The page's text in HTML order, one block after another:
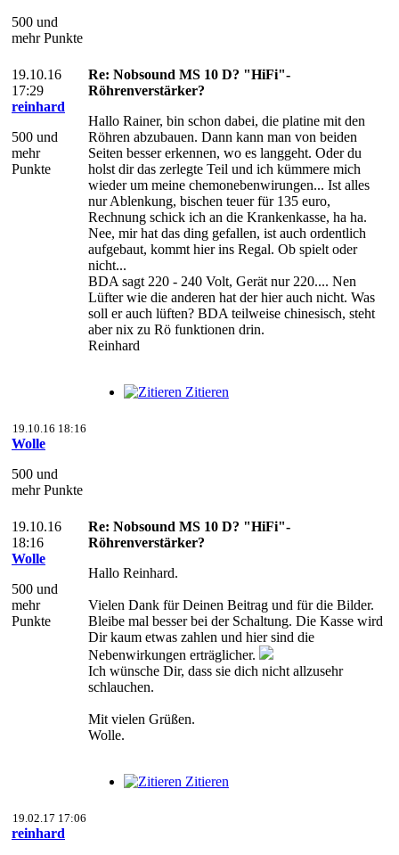
500 und
mehr Punkte
19.10.16
17:29
reinhard
500 und
mehr
Punkte
Re: Nobsound MS 10 D? "HiFi"-
Röhrenverstärker?
Hallo Rainer, bin schon dabei, die platine mit den
Röhren abzubauen. Dann kann man von beiden
Seiten besser erkennen, wo es langgeht. Oder du
holst dir das zerlegte Teil und ich kümmere mich
wieder um meine chemonebenwirungen... Ist alles
nur Ablenkung, bischen teuer für 135 euro,
Rechnung schick ich an die Krankenkasse, ha ha.
Nee, mir hat das ding gefallen, ist auch ordentlich
aufgebaut, kommt hier ins Regal. Ob spielt oder
nicht...
BDA sagt 220 - 240 Volt, Gerät nur 220.... Nen
Lüfter wie die anderen hat der hier auch nicht. Was
soll er auch lüften? BDA teilweise chinesisch, steht
aber nix zu Rö funktionen drin.
Reinhard
Zitieren
19.10.16 18:16
Wolle
500 und
mehr Punkte
19.10.16
18:16
Wolle
500 und
mehr
Punkte
Re: Nobsound MS 10 D? "HiFi"-
Röhrenverstärker?
Hallo Reinhard.
Vielen Dank für Deinen Beitrag und für die Bilder.
Bleibe mal besser bei der Schaltung. Die Kasse wird
Dir kaum etwas zahlen und hier sind die
Nebenwirkungen erträglicher.
Ich wünsche Dir, dass sie dich nicht allzusehr
schlauchen.
Mit vielen Grüßen.
Wolle.
Zitieren
19.02.17 17:06
reinhard